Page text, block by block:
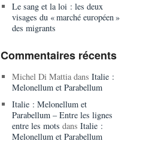
Le sang et la loi : les deux
visages du « marché européen »
des migrants
Commentaires récents
Michel Di Mattiadans Italie :
Melonellum et Parabellum
Italie : Melonellum et
Parabellum – Entre les lignes
entre les mots dans Italie :
Melonellum et Parabellum